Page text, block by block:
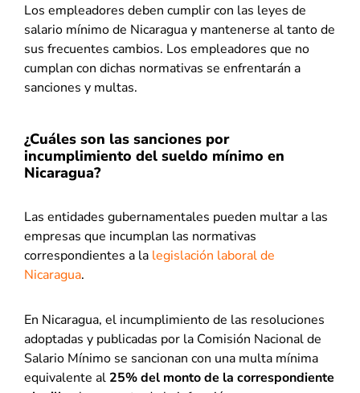
Los empleadores deben cumplir con las leyes de
salario mínimo de Nicaragua y mantenerse al tanto de
sus frecuentes cambios. Los empleadores que no
cumplan con dichas normativas se enfrentarán a
sanciones y multas.
¿Cuáles son las sanciones por
incumplimiento del sueldo mínimo en
Nicaragua?
Las entidades gubernamentales pueden multar a las
empresas que incumplan las normativas
correspondientes a la legislación laboral de
Nicaragua.
En Nicaragua, el incumplimiento de las resoluciones
adoptadas y publicadas por la Comisión Nacional de
Salario Mínimo se sancionan con una multa mínima
equivalente al 25% del monto de la correspondiente